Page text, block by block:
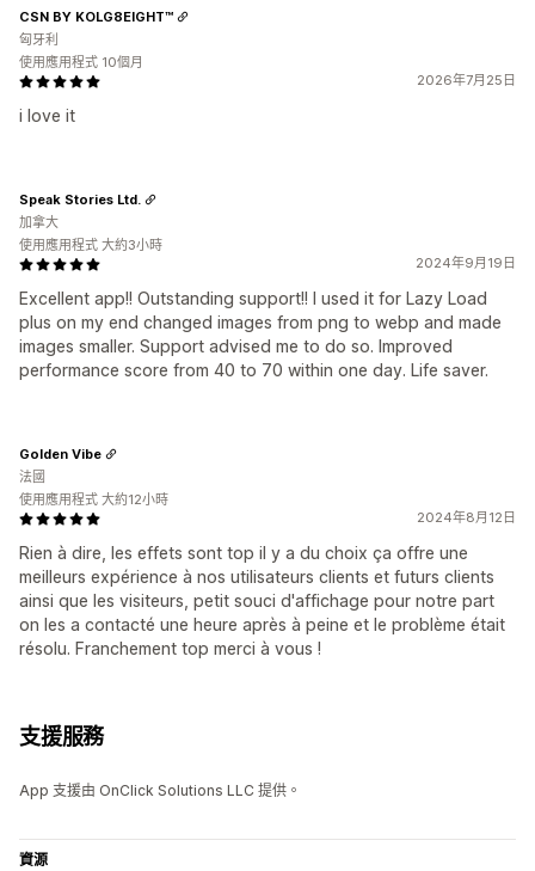
2026年7月25日
i love it
CSN BY KOLG8EIGHT™
匈牙利
使用應用程式 10個月
2024年9月19日
Excellent app!! Outstanding support!! I used it for Lazy Load
plus on my end changed images from png to webp and made
images smaller. Support advised me to do so. Improved
performance score from 40 to 70 within one day. Life saver.
Speak Stories Ltd.
加拿大
使用應用程式 大約3小時
2024年8月12日
Rien à dire, les effets sont top il y a du choix ça offre une
meilleurs expérience à nos utilisateurs clients et futurs clients
ainsi que les visiteurs, petit souci d'affichage pour notre part
on les a contacté une heure après à peine et le problème était
résolu. Franchement top merci à vous !
Golden Vibe
法國
使用應用程式 大約12小時
支援服務
App 支援由 OnClick Solutions LLC 提供。
資源